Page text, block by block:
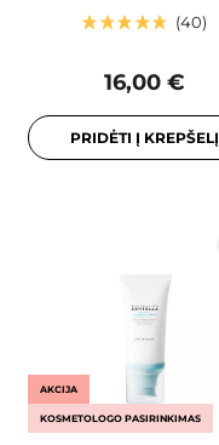
40
16,00 €
PRIDĖTI Į KREPŠELĮ
AKCIJA
KOSMETOLOGO PASIRINKIMAS